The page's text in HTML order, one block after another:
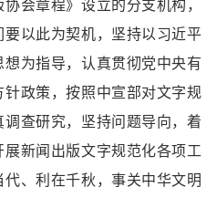
会章程》设立的分支机构，
以此为契机，坚持以习近平
为指导，认真贯彻党中央有
政策，按照中宣部对文字规
查研究，坚持问题导向，着
新闻出版文字规范化各项工
、利在千秋，事关中华文明